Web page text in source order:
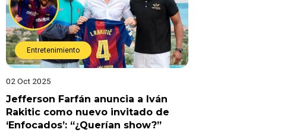
Entretenimiento
02 Oct 2025
Jefferson Farfán anuncia a Iván
Rakitic como nuevo invitado de
‘Enfocados’: “¿Querían show?”